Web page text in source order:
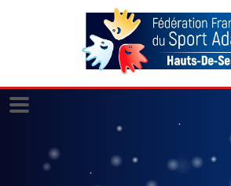
Panneau de gestion des cookies